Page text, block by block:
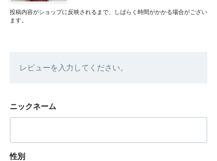
投稿内容がショップに反映されるまで、しばらく時間がかかる場合がござい
ます。
レビューを入力してください。
ニックネーム
性別